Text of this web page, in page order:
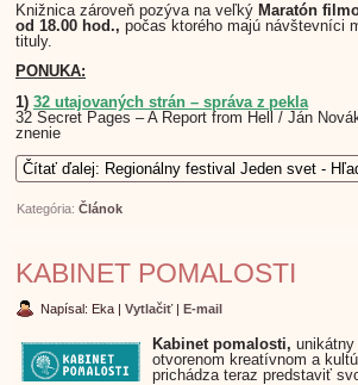
Knižnica zároveň pozýva na veľký Maratón
od 18.00 hod., počas ktorého majú návštevníci
tituly.
PONUKA:
1) 32 utajovaných strán – správa z pekla
32 Secret Pages – A Report from Hell / Ján
znenie
Čítať ďalej: Regionálny festival Jeden svet -
Kategória: Článok
KABINET POMALOSTI
Napísal: Eka | Vytlačiť | E-mail
Kabinet pomalosti,
otvorenom kreatívnom a
prichádza teraz predstaviť